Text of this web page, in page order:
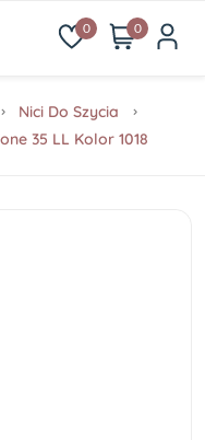
0 0
Nici Do Szycia
35 LL Kolor 1018